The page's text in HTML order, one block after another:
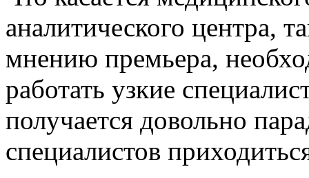
аналитического центра,
мнению премьера,
работать узкие
получается довольно
специалистов